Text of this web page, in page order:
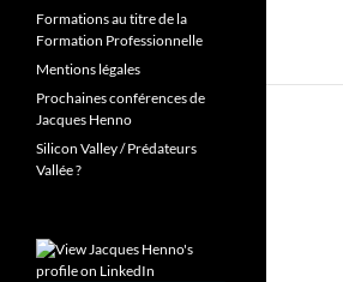
Formations au titre de la
Formation Professionnelle
Mentions légales
Prochaines conférences de
Jacques Henno
Silicon Valley / Prédateurs
Vallée ?